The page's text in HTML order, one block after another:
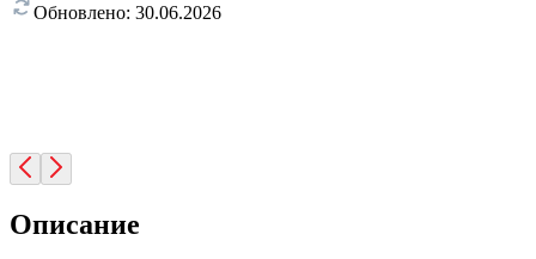
Обновлено: 30.06.2026
Описание